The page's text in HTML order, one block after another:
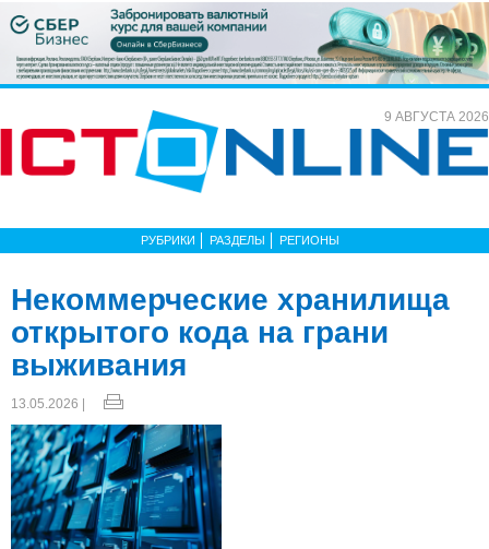
9 АВГУСТА 2026
РУБРИКИ РАЗДЕЛЫ РЕГИОНЫ
Некоммерческие хранилища
открытого кода на грани
выживания
13.05.2026 |